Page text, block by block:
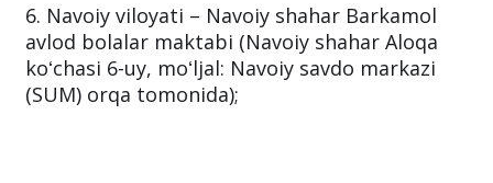
6. Navoiy viloyati – Navoiy shahar Barkamol
avlod bolalar maktabi (Navoiy shahar Aloqa
koʻchasi 6-uy, moʻljal: Navoiy savdo markazi
(SUM) orqa tomonida);